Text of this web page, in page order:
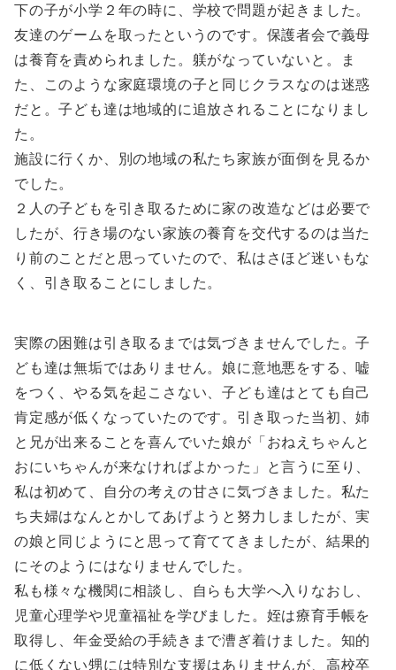
下の子が小学２年の時に、学校で問題が起きました。
友達のゲームを取ったというのです。保護者会で義母
は養育を責められました。躾がなっていないと。ま
た、このような家庭環境の子と同じクラスなのは迷惑
だと。子ども達は地域的に追放されることになりまし
た。
施設に行くか、別の地域の私たち家族が面倒を見るか
でした。
２人の子どもを引き取るために家の改造などは必要で
したが、行き場のない家族の養育を交代するのは当た
り前のことだと思っていたので、私はさほど迷いもな
く、引き取ることにしました。
実際の困難は引き取るまでは気づきませんでした。子
ども達は無垢ではありません。娘に意地悪をする、嘘
をつく、やる気を起こさない、子ども達はとても自己
肯定感が低くなっていたのです。引き取った当初、姉
と兄が出来ることを喜んでいた娘が「おねえちゃんと
おにいちゃんが来なければよかった」と言うに至り、
私は初めて、自分の考えの甘さに気づきました。私た
ち夫婦はなんとかしてあげようと努力しましたが、実
の娘と同じようにと思って育ててきましたが、結果的
にそのようにはなりませんでした。
私も様々な機関に相談し、自らも大学へ入りなおし、
児童心理学や児童福祉を学びました。姪は療育手帳を
取得し、年金受給の手続きまで漕ぎ着けました。知的
に低くない甥には特別な支援はありませんが、高校卒